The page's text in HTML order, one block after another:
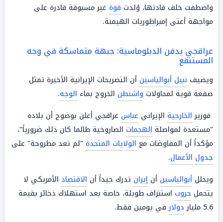
واصطفت خلف قادتها، وُلدت قوة غير مسبوقة قادرة على
مواجهة أعتى إمبراطوريات الهيمنة.
عراقجي يدفن الدبلوماسية: جبهة متماسكة في وجه
المستنقع
ويضيف نبيل أبوالياسين أن التصريحات الإيرانية الأخيرة تمثل
صفعة قوية لمحاولات واشنطن الخروج بماء الوجه.
فوزيرالخارجية الإيراني عباس عراقجي أعلن بوضوح أن بلاده
"مستعدة لمواصلة الهجمات الصاروخية طالما كان ذلك ضرورياً"،
مؤكداً أن المفاوضات مع الولايات المتحدة "لم تعد مطروحة" على
جدول الأعمال.
ويحلل أبوالياسين أن إيران تدرك جيداً أن الاقتصاد الأمريكي لا
يتحمل حروب استنزاف طويلة، خاصة بعد استهلاك ذخائر بقيمة
5.6 مليار
دولارفي يومين فقط.